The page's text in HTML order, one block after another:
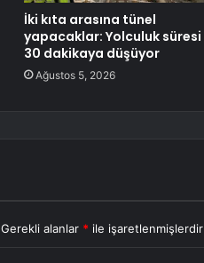
İki kıta arasına tünel
yapacaklar: Yolculuk süresi
30 dakikaya düşüyor
Ağustos 5, 2026
Gerekli alanlar * ile işaretlenmişlerdir